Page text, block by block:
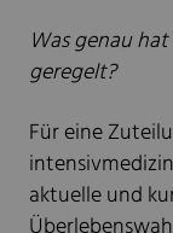
Was genau
geregelt?
Für eine
aktuelle und